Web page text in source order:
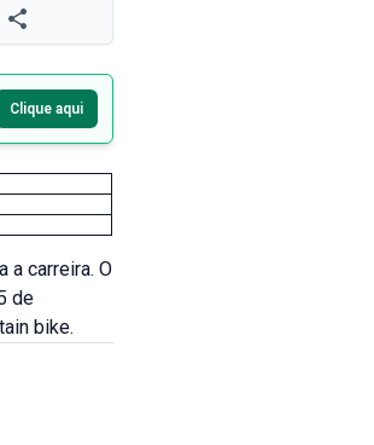
Clique aqui
a carreira. O
de
bike.